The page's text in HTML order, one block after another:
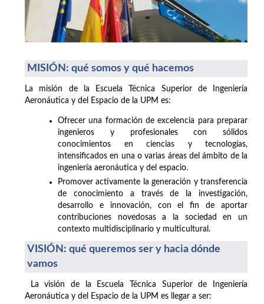
MISIÓN: qué somos y qué hacemos
La misión de la Escuela Técnica Superior de Ingeniería
Aeronáutica y del Espacio de la UPM es:
Ofrecer una formación de excelencia para preparar
ingenieros y profesionales con sólidos
conocimientos en ciencias y tecnologías,
intensificados en una o varias áreas del ámbito de la
ingeniería aeronáutica y del espacio.
Promover activamente la generación y transferencia
de conocimiento a través de la investigación,
desarrollo e innovación, con el fin de aportar
contribuciones novedosas a la sociedad en un
contexto multidisciplinario y multicultural.
VISIÓN: qué queremos ser y hacia dónde
vamos
La visión de la Escuela Técnica Superior de Ingeniería
Aeronáutica y del Espacio de la UPM es llegar a ser: